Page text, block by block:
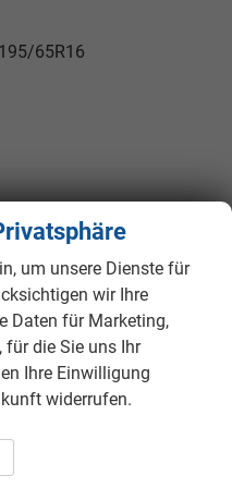
65R16
elektrisch
Klimaautomatik
mit
Sitzheizung
um unsere Dienste für
wir Ihre
Daten für Marketing,
die Sie uns Ihr
Ihre Einwilligung
widerrufen.